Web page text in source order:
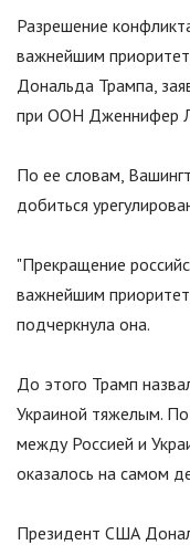
Разрешение
важнейшим
Дональда Трампа,
при ООН Дженнифер
По ее словам,
добиться
"Прекращение
важнейшим
подчеркнула она.
До этого Трамп
Украиной тяжелым.
между Россией и
оказалось на самом
Президент США